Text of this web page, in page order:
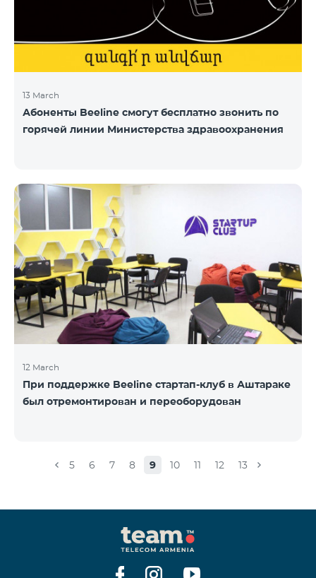
13 March
Абоненты Beeline смогут бесплатно звонить по
горячей линии Министерства здравоохранения
12 March
При поддержке Beeline стартап-клуб в Аштараке
был отремонтирован и переоборудован
5 6 7 8 9 10 11 12 13